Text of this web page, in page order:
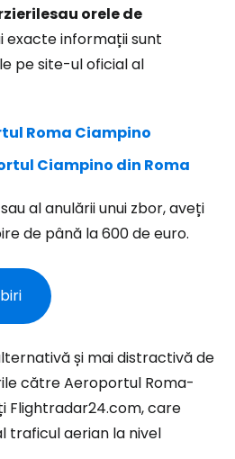
sau orele de
exacte informații sunt
pe site-ul oficial al
Roma Ciampino
Ciampino din Roma
al anulării unui zbor, aveți
de până la 600 de euro.
și mai distractivă de
către Aeroportul Roma-
Flightradar24.com, care
traficul aerian la nivel